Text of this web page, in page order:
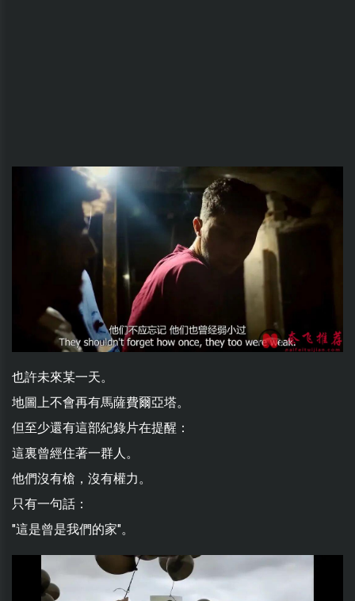
也許未來某一天。
地圖上不會再有馬薩費爾亞塔。
但至少還有這部紀錄片在提醒：
這裏曾經住著一群人。
他們沒有槍，沒有權力。
只有一句話：
"這是曾是我們的家"。